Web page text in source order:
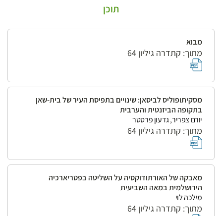
תוכן
מבוא
מתוך: קתדרה גיליון 64
מסקיתופוליס לביסאן: שינויים בתפיסת העיר של בית-שאן
בתקופה הביזנטית והערבית
יורם צפריר, גדעון פרסטר
מתוך: קתדרה גיליון 64
מאבקה של האורתודוקסיה על השליטה בפטריארכיה
הירושלמית במאה השביעית
מילכה לוי
מתוך: קתדרה גיליון 64